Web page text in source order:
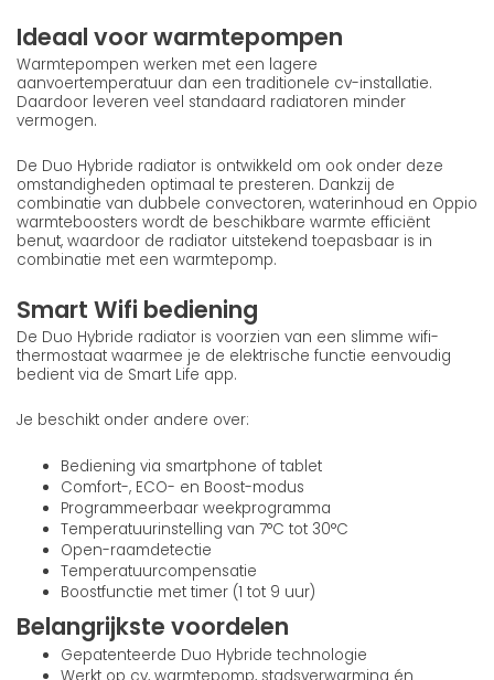
Ideaal voor warmtepompen
Warmtepompen werken met een lagere
aanvoertemperatuur dan een traditionele cv-installatie.
Daardoor leveren veel standaard radiatoren minder
vermogen.
De Duo Hybride radiator is ontwikkeld om ook onder deze
omstandigheden optimaal te presteren. Dankzij de
combinatie van dubbele convectoren, waterinhoud en Oppio
warmteboosters wordt de beschikbare warmte efficiënt
benut, waardoor de radiator uitstekend toepasbaar is in
combinatie met een warmtepomp.
Smart Wifi bediening
De Duo Hybride radiator is voorzien van een slimme wifi-
thermostaat waarmee je de elektrische functie eenvoudig
bedient via de Smart Life app.
Je beschikt onder andere over:
Bediening via smartphone of tablet
Comfort-, ECO- en Boost-modus
Programmeerbaar weekprogramma
Temperatuurinstelling van 7°C tot 30°C
Open-raamdetectie
Temperatuurcompensatie
Boostfunctie met timer (1 tot 9 uur)
Belangrijkste voordelen
Gepatenteerde Duo Hybride technologie